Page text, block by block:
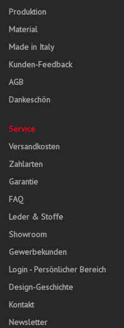
Produktion
Material
Made in Italy
Kunden-Feedback
AGB
Dankeschön
Service
Versandkosten
Zahlarten
Garantie
FAQ
Leder & Stoffe
Showroom
Gewerbekunden
Login - Persönlicher Bereich
Design-Geschichte
Kontakt
Newsletter